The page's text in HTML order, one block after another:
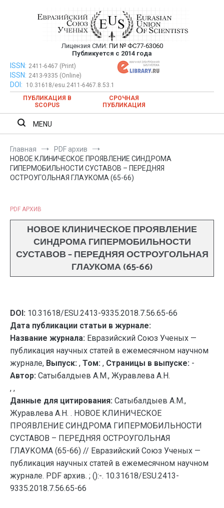
Евразийский Союз Ученых —
публикация научных статей в
ежемесячном научном журнале
Лицензия СМИ: ПИ № ФС77-63060
Публикуется с 2014 года
Евразийский Союз Ученых — публикация научных статей в
ежемесячном научном журнале
ISSN: 2411-6467 (Print)
ISSN: 2413-9335 (Online)
DOI:
10.31618/esu.2411-6467.8.53.1
ПУБЛИКАЦИЯ В
SCOPUS
СРОЧНАЯ
ПУБЛИКАЦИЯ
MENU
Главная
PDF архив
НОВОЕ КЛИНИЧЕСКОЕ ПРОЯВЛЕНИЕ СИНДРОМА
ГИПЕРМОБИЛЬНОСТИ СУСТАВОВ – ПЕРЕДНЯЯ
ОСТРОУГОЛЬНАЯ ГЛАУКОМА (65-66)
PDF АРХИВ
НОВОЕ КЛИНИЧЕСКОЕ ПРОЯВЛЕНИЕ
СИНДРОМА ГИПЕРМОБИЛЬНОСТИ
СУСТАВОВ – ПЕРЕДНЯЯ ОСТРОУГОЛЬНАЯ
ГЛАУКОМА (65-66)
DOI: 10.31618/ESU.2413-9335.2018.7.56.65-66
Дата публикации статьи в журнале:
Название журнала: Евразийский Союз Ученых —
публикация научных статей в ежемесячном научном
журнале, Выпуск: , Том: , Страницы в выпуске: -
Автор: Сатыбалдыев А.М., Журавлева А.Н.
, ,
Данные для цитирования: Сатыбалдыев А.М.,
Журавлева А.Н. . НОВОЕ КЛИНИЧЕСКОЕ
ПРОЯВЛЕНИЕ СИНДРОМА ГИПЕРМОБИЛЬНОСТИ
СУСТАВОВ – ПЕРЕДНЯЯ ОСТРОУГОЛЬНАЯ
ГЛАУКОМА (65-66) // Евразийский Союз Ученых —
публикация научных статей в ежемесячном научном
журнале. PDF архив. ; ():-. 10.31618/ESU.2413-
9335.2018.7.56.65-66